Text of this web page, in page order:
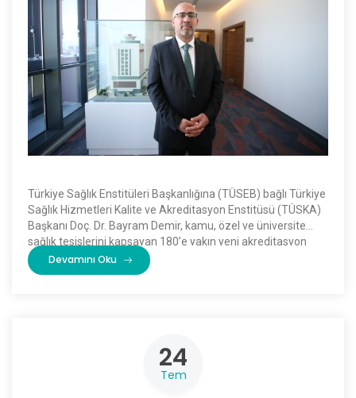
Türkiye Sağlık Enstitüleri Başkanlığına (TÜSEB) bağlı Türkiye
Sağlık Hizmetleri Kalite ve Akreditasyon Enstitüsü (TÜSKA)
Başkanı Doç. Dr. Bayram Demir, kamu, özel ve üniversite
sağlık tesislerini kapsayan 180’e yakın yeni akreditasyon
başvurusunun bulunduğunu söyledi. […]
Devamını Oku
24
Tem